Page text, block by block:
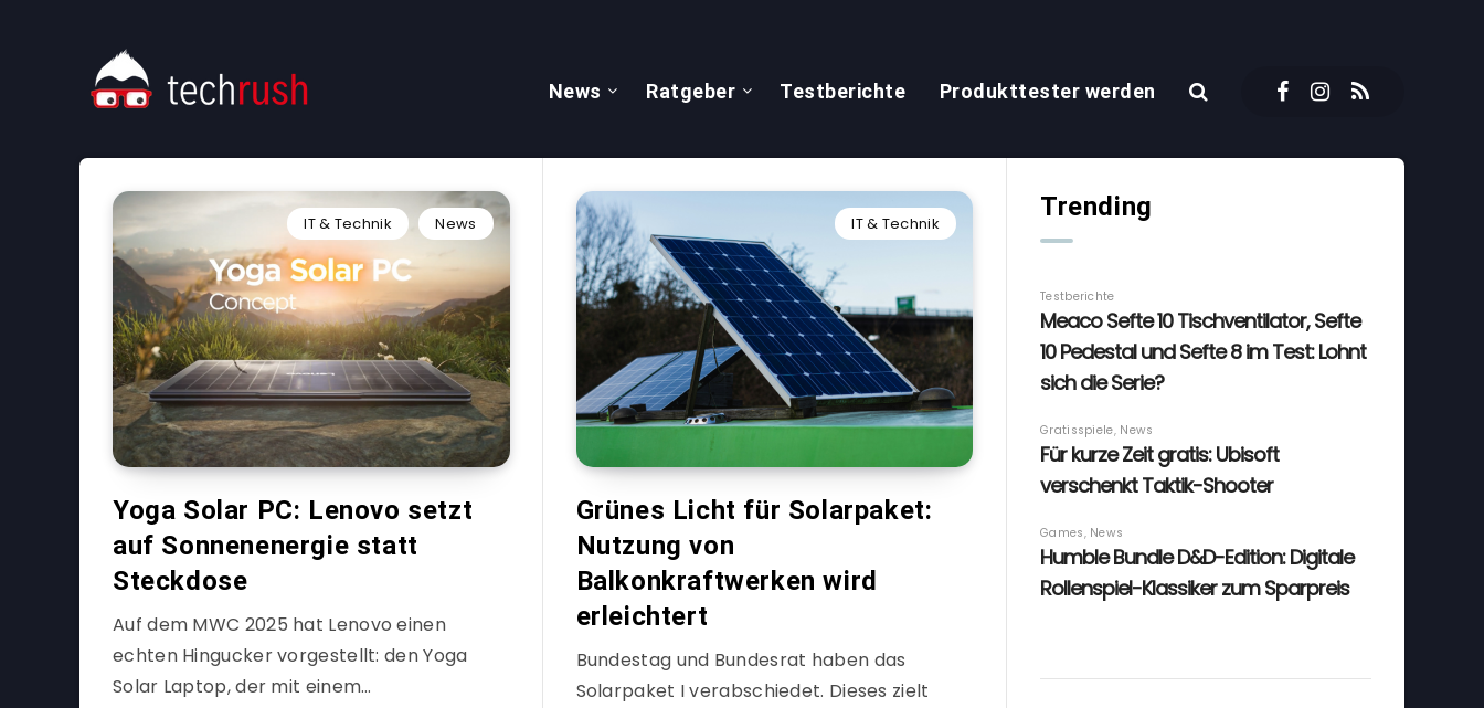
News Ratgeber Testberichte Produkttester werden
IT & Technik News
Yoga Solar PC: Lenovo setzt
auf Sonnenenergie statt
Steckdose
Auf dem MWC 2025 hat Lenovo einen
echten Hingucker vorgestellt: den Yoga
Solar Laptop, der mit einem…
IT & Technik
Grünes Licht für Solarpaket:
Nutzung von
Balkonkraftwerken wird
erleichtert
Bundestag und Bundesrat haben das
Solarpaket I verabschiedet. Dieses zielt
Trending